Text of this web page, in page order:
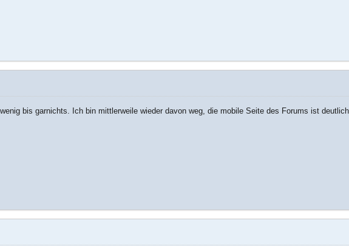
bis garnichts. Ich bin mittlerweile wieder davon weg, die mobile Seite des Forums ist deutlich